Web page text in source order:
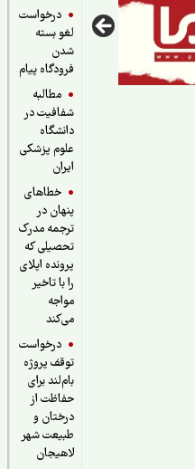
درخواست
لغو بسته
فرودگاه پیام
مطالبه
شفافیت در
دانشگاه
علوم پزشکی
خطاهای
پنهان در
ترجمه مدرک
تحصیلی که
پرونده اپلای
را با تاخیر
درخواست
توقف پروژه
بام‌لند برای
حفاظت از
درختان و
طبیعت شهر
لاهیجان